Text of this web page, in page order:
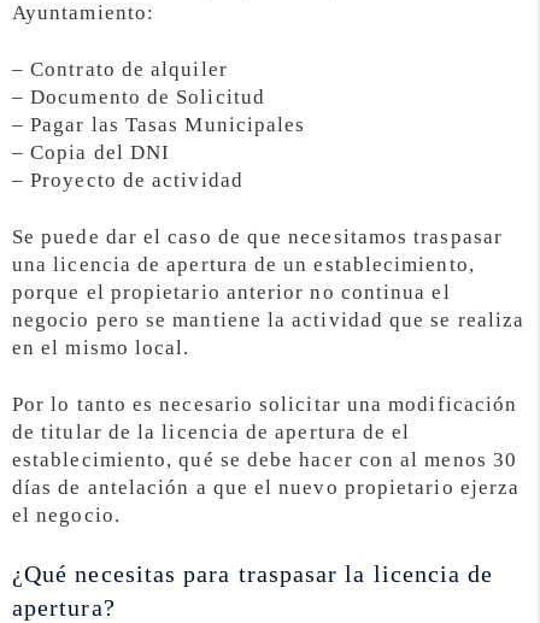
Ayuntamiento:
– Contrato de alquiler
– Documento de Solicitud
– Pagar las Tasas Municipales
– Copia del DNI
– Proyecto de actividad
Se puede dar el caso de que necesitamos traspasar
una licencia de apertura de un establecimiento,
porque el propietario anterior no continua el
negocio pero se mantiene la actividad que se realiza
en el mismo local.
Por lo tanto es necesario solicitar una modificación
de titular de la licencia de apertura de el
establecimiento, qué se debe hacer con al menos 30
días de antelación a que el nuevo propietario ejerza
el negocio.
¿Qué necesitas para traspasar la licencia de
apertura?